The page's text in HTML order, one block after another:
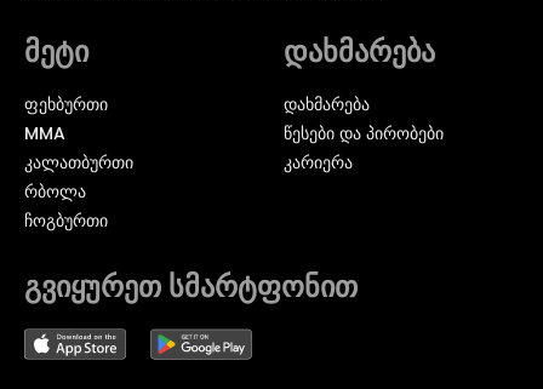
მეტი
ᲤᲔᲮᲑᲣᲠᲗᲘ
MMA
ᲙᲐᲚᲐᲗᲑᲣᲠᲗᲘ
ᲠᲑᲝᲚᲐ
ᲩᲝᲒᲑᲣᲠᲗᲘ
დახმარება
დახმარება
წესები და პირობები
კარიერა
გვიყურეთ სმარტფონით